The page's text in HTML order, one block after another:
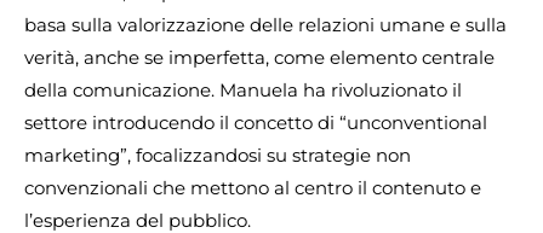
basa sulla valorizzazione delle relazioni umane e sulla
verità, anche se imperfetta, come elemento centrale
della comunicazione. Manuela ha rivoluzionato il
settore introducendo il concetto di “unconventional
marketing”, focalizzandosi su strategie non
convenzionali che mettono al centro il contenuto e
l’esperienza del pubblico.